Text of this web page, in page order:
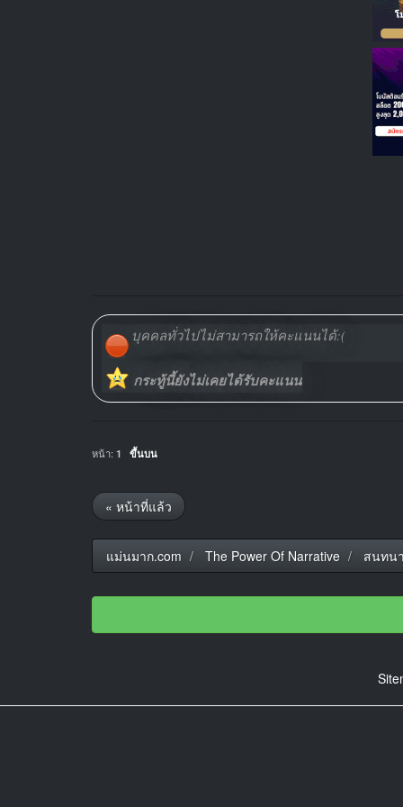
บุคคลทั่วไปไม่สามารถให้คะแนนได้:(
กระทู้นี้ยังไม่เคยได้รับคะแนน
หน้า: 1 ขึ้นบน
« หน้าที่แล้ว
แม่นมาก.com The Power Of Narrative สนทน